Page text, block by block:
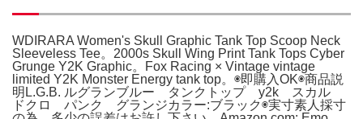
WDIRARA Women's Skull Graphic Tank Top Scoop Neck
Sleeveless Tee。2000s Skull Wing Print Tank Tops Cyber
Grunge Y2K Graphic。Fox Racing × Vintage vintage
limited Y2K Monster Energy tank top。◉即購入OK◉商品説
明L.G.B. ルグランブルー タンクトップ y2k スカル
ドクロ パンク グランジカラー:ブラック◉実寸素人採寸